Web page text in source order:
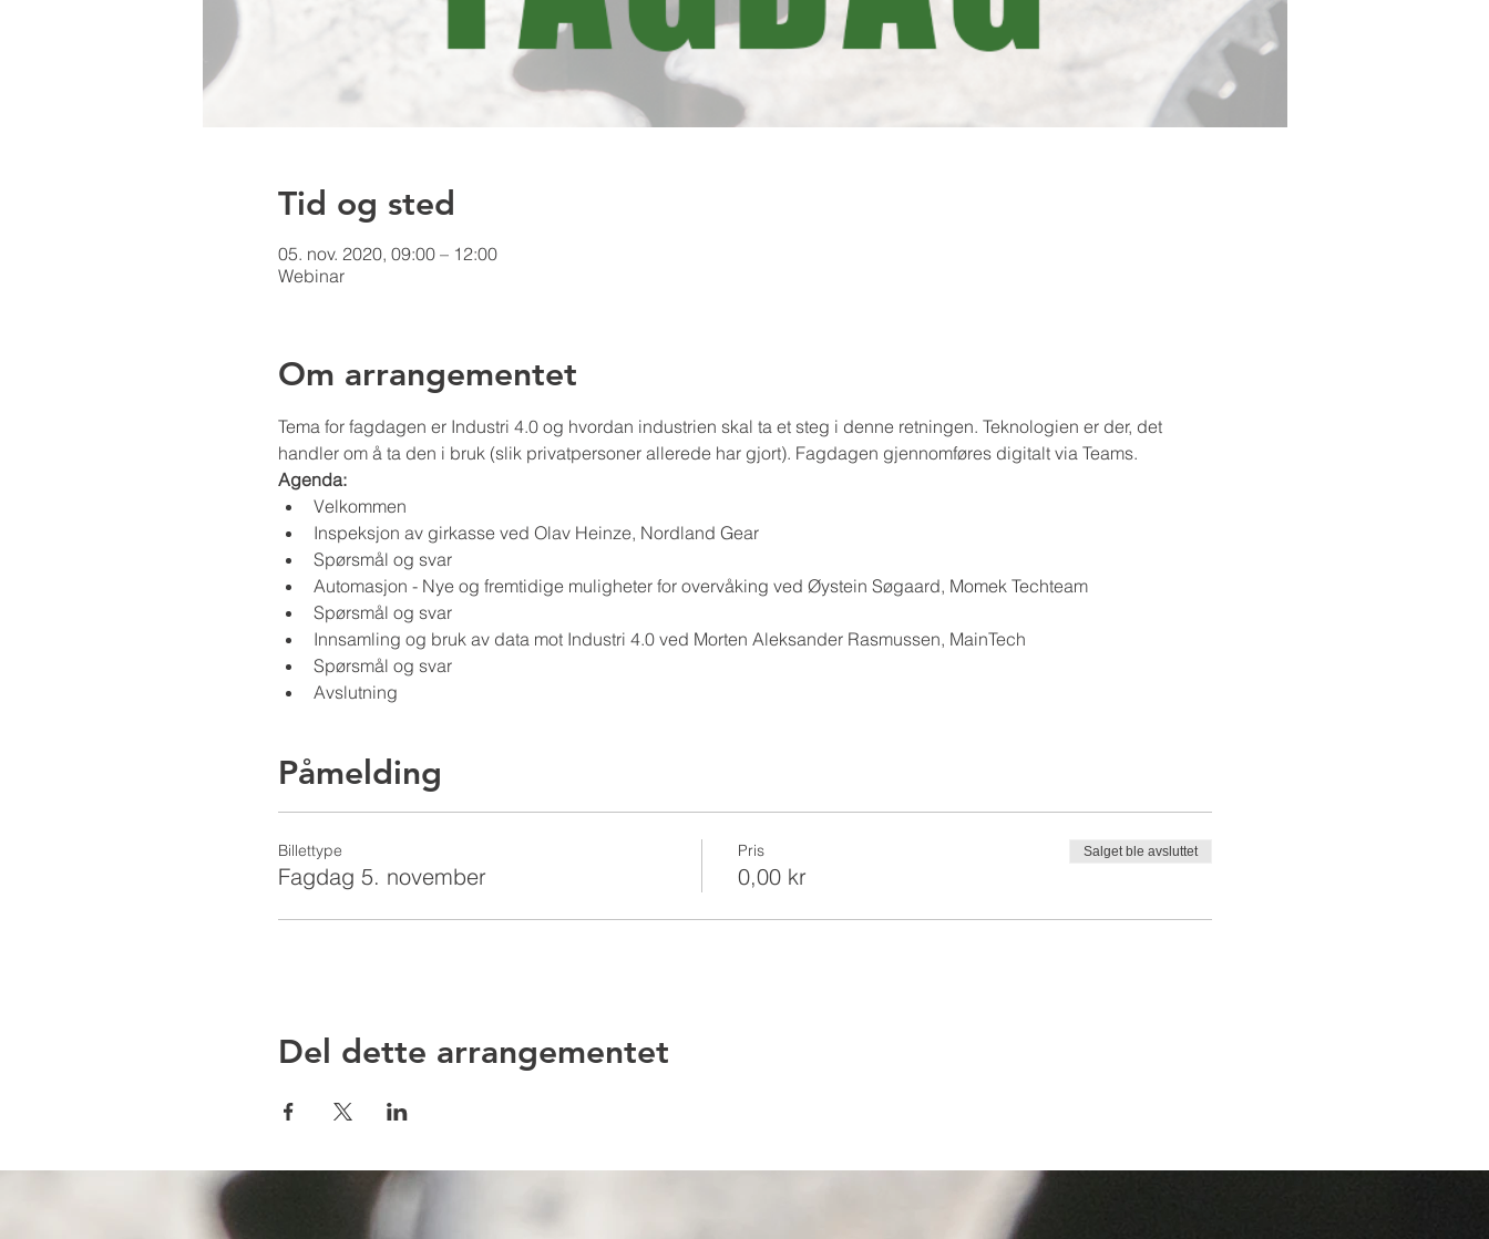
Tid og sted
05. nov. 2020, 09:00 – 12:00
Webinar
Om arrangementet
Tema for fagdagen er Industri 4.0 og hvordan industrien skal ta et steg i denne retningen. Teknologien er der, det
handler om å ta den i bruk (slik privatpersoner allerede har gjort). Fagdagen gjennomføres digitalt via Teams.
Agenda:
Velkommen
Inspeksjon av girkasse ved Olav Heinze, Nordland Gear
Spørsmål og svar
Automasjon - Nye og fremtidige muligheter for overvåking ved Øystein Søgaard, Momek Techteam
Spørsmål og svar
Innsamling og bruk av data mot Industri 4.0 ved Morten Aleksander Rasmussen, MainTech
Spørsmål og svar
Avslutning
Påmelding
Billettype
Fagdag 5. november
Pris
0,00 kr
Salget ble avsluttet
Del dette arrangementet